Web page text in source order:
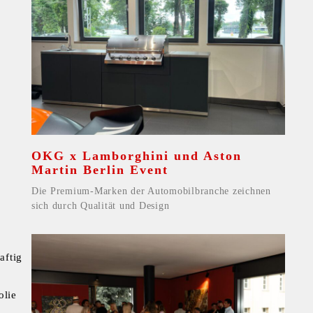
OKG x Lamborghini und Aston
Martin Berlin Event
Die Premium-Marken der Automobilbranche zeichnen
sich durch Qualität und Design